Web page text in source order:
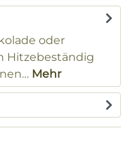
oder
Hitzebeständig
Mehr